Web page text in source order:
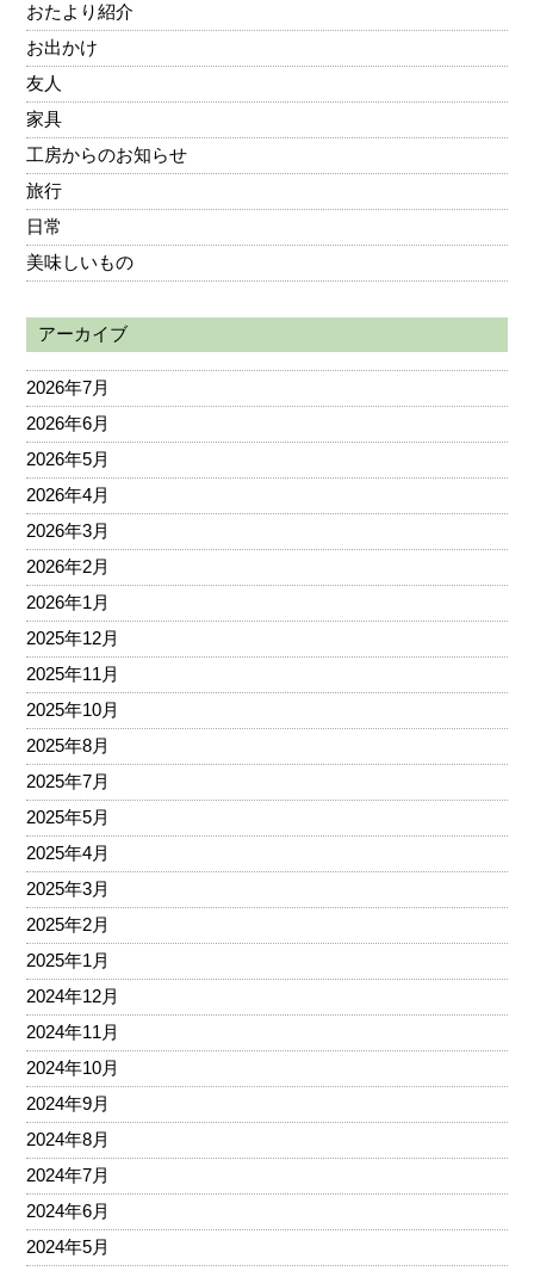
おたより紹介
お出かけ
友人
家具
工房からのお知らせ
旅行
日常
美味しいもの
アーカイブ
2026年7月
2026年6月
2026年5月
2026年4月
2026年3月
2026年2月
2026年1月
2025年12月
2025年11月
2025年10月
2025年8月
2025年7月
2025年5月
2025年4月
2025年3月
2025年2月
2025年1月
2024年12月
2024年11月
2024年10月
2024年9月
2024年8月
2024年7月
2024年6月
2024年5月